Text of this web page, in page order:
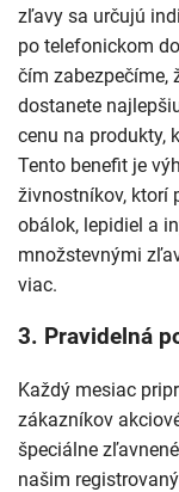
zľavy sa určujú
po telefonickom
čím zabezpečíme,
dostanete
cenu na produkty,
Tento benefit je
živnostníkov, ktorí
obálok, lepidiel a
množstevnými
viac.
3. Pravidelná
Každý mesiac
zákazníkov
špeciálne
našim